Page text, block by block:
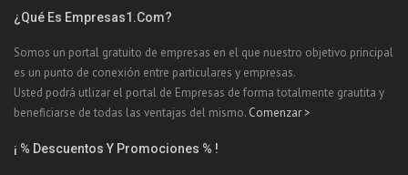
¿Qué Es Empresas1.com?
Somos un portal gratuito de empresas en el que nuestro objetivo principal
es un punto de conexión entre particulares y empresas.
Usted podrá utlizar el portal de Empresas de forma totalmente grautita y
beneficiarse de todas las ventajas del mismo. Comenzar >
¡ % Descuentos Y Promociones % !